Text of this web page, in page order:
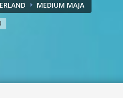
MEDIUM MAJA